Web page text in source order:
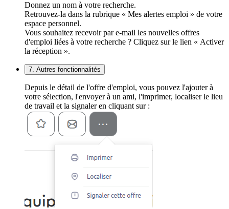
Donnez un nom à votre recherche.
Retrouvez-la dans la rubrique « Mes alertes emploi » de votre
espace personnel.
Vous souhaitez recevoir par e-mail les nouvelles offres
d'emploi liées à votre recherche ? Cliquez sur le lien « Activer
la réception ».
7. Autres fonctionnalités
Depuis le détail de l'offre d'emploi, vous pouvez l'ajouter à
votre sélection, l'envoyer à un ami, l'imprimer, localiser le lieu
de travail et la signaler en cliquant sur :